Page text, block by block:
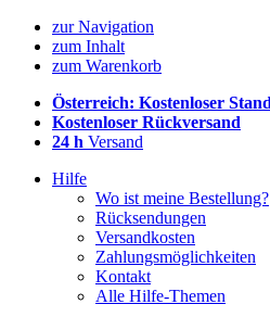
zur Navigation
zum Inhalt
zum Warenkorb
Österreich: Kostenloser
Kostenloser Rückversand
24 h Versand
Hilfe
Wo ist meine Bestellung?
Rücksendungen
Versandkosten
Zahlungsmöglichkeiten
Kontakt
Alle Hilfe-Themen